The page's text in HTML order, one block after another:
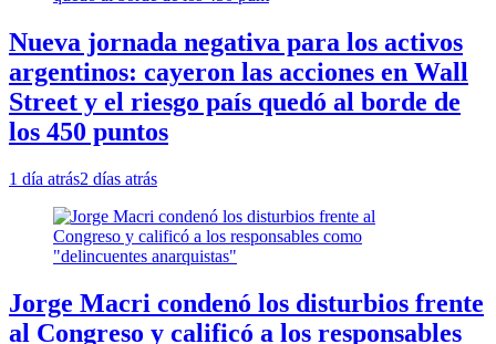
Nueva jornada negativa para los activos
argentinos: cayeron las acciones en Wall
Street y el riesgo país quedó al borde de
los 450 puntos
1 día atrás2 días atrás
Jorge Macri condenó los disturbios frente
al Congreso y calificó a los responsables